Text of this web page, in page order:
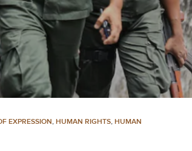
EXPRESSION, HUMAN RIGHTS, HUMAN